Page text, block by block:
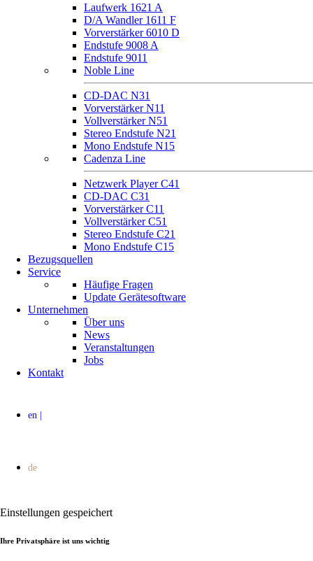
Laufwerk 1621 A
D/A Wandler 1611 F
Vorverstärker 6010 D
Endstufe 9008 A
Endstufe 9011
Noble Line
CD-DAC N31
Vorverstärker N11
Vollverstärker N51
Stereo Endstufe N21
Mono Endstufe N15
Cadenza Line
Netzwerk Player C41
CD-DAC C31
Vorverstärker C11
Vollverstärker C51
Stereo Endstufe C21
Mono Endstufe C15
Bezugsquellen
Service
Häufige Fragen
Update Gerätesoftware
Unternehmen
Über uns
News
Veranstaltungen
Jobs
Kontakt
Einstellungen gespeichert
Ihre Privatsphäre ist uns wichtig